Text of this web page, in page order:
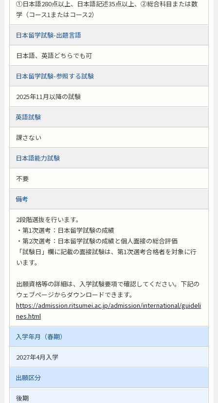
①日本語280点以上、日本語記述35点以上、②総合科目または数
学（コース1またはコース2）
日本留学試験-出題言語
日本語、英語どちらでも可
日本留学試験-参照する試験
2025年11月以降の試験
英語試験
課さない
日本語能力試験
不要
備考
2段階選抜を行います。
・第1次選考：日本留学試験の成績
・第2次選考：日本留学試験の成績と個人面接の総合評価
「試験日」欄に記載の面接試験は、第1次選考合格者を対象に行
います。
出願資格等の詳細は、入学試験要項で確認してください。下記の
ウェブページからダウンロードできます。
https://admission.ritsumei.ac.jp/admission/international/guideli
nes.html
入学年月（春期）
2027年4月入学
出願区分
後期